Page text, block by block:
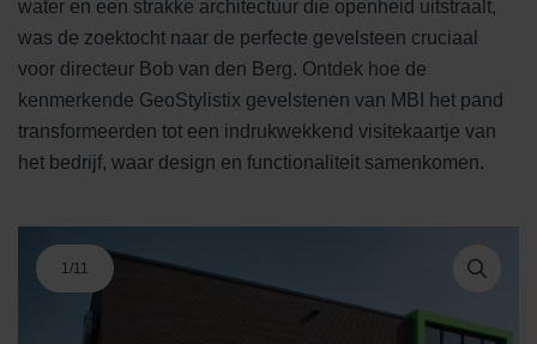
water en een strakke architectuur die openheid uitstraalt,
was de zoektocht naar de perfecte gevelsteen cruciaal
voor directeur Bob van den Berg. Ontdek hoe de
kenmerkende GeoStylistix gevelstenen van MBI het pand
transformeerden tot een indrukwekkend visitekaartje van
het bedrijf, waar design en functionaliteit samenkomen.
1/11